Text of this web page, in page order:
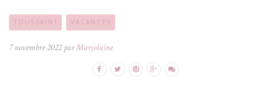
TOUSSAINT VACANCES
7 novembre 2022 parMarjolaine